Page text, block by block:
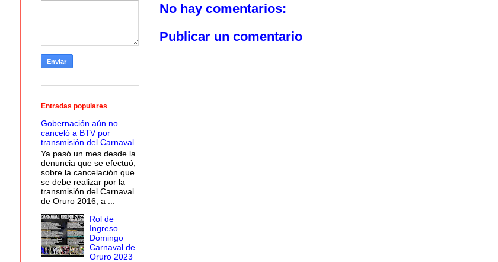
No hay comentarios:
Publicar un comentario
Entradas populares
Gobernación aún no
canceló a BTV por
transmisión del Carnaval
Ya pasó un mes desde la
denuncia que se efectuó,
sobre la cancelación que
se debe realizar por la
transmisión del Carnaval
de Oruro 2016, a ...
Rol de
Ingreso
Domingo
Carnaval de
Oruro 2023